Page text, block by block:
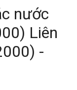
nước
Liên
-